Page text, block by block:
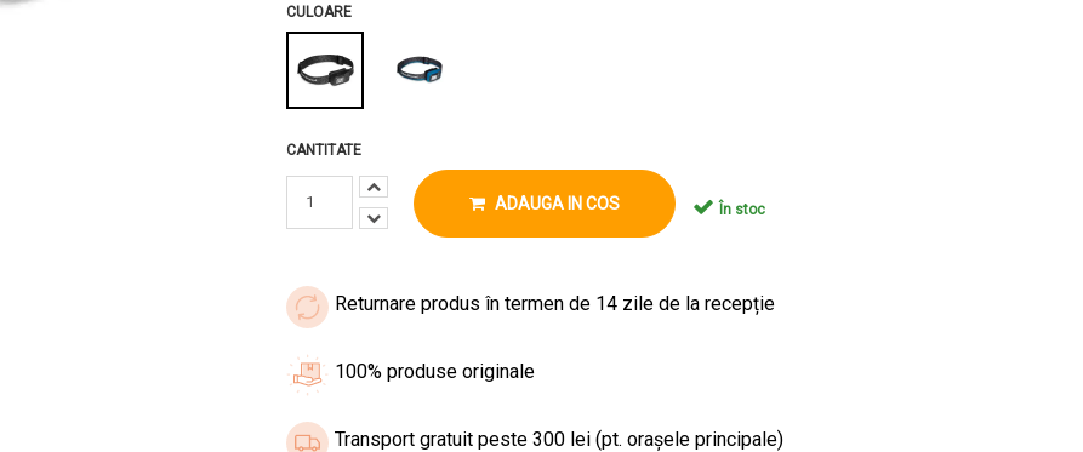
CULOARE
CANTITATE
ADAUGA IN COS În stoc
Returnare produs în termen de 14 zile de la recepție
100% produse originale
Transport gratuit peste 300 lei (pt. orașele principale)